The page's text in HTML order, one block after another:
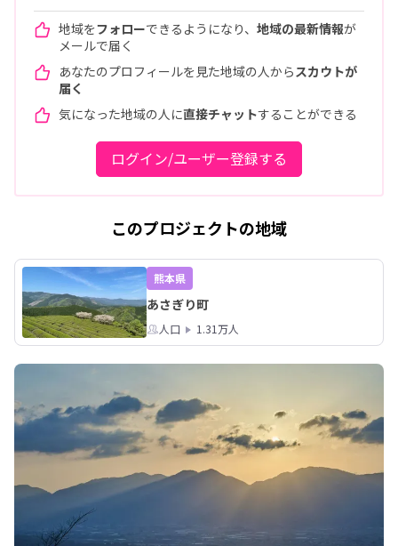
地域をフォローできるようになり、 地域の最新情報が
メールで届く
あなたのプロフィールを見た地域の人から スカウトが
届く
気になった地域の人に直接チャットすることができる
ログイン/ユーザー登録する
このプロジェクトの地域
熊本県
あさぎり町
人口 1.31万人